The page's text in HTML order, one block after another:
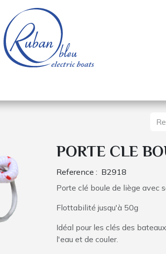
PORTE CLE
Reference : B2918
Porte clé boule de liège avec
Flottabilité jusqu'à 50g
Idéal pour les clés des
l'eau et de couler.